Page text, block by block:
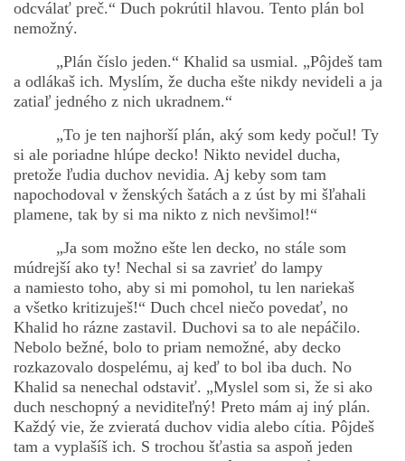
odcválať preč.“ Duch pokrútil hlavou. Tento plán bol
nemožný.
„Plán číslo jeden.“ Khalid sa usmial. „Pôjdeš tam
a odlákaš ich. Myslím, že ducha ešte nikdy nevideli a ja
zatiaľ jedného z nich ukradnem.“
„To je ten najhorší plán, aký som kedy počul! Ty
si ale poriadne hlúpe decko! Nikto nevidel ducha,
pretože ľudia duchov nevidia. Aj keby som tam
napochodoval v ženských šatách a z úst by mi šľahali
plamene, tak by si ma nikto z nich nevšimol!“
„Ja som možno ešte len decko, no stále som
múdrejší ako ty! Nechal si sa zavrieť do lampy
a namiesto toho, aby si mi pomohol, tu len nariekaš
a všetko kritizuješ!“ Duch chcel niečo povedať, no
Khalid ho rázne zastavil. Duchovi sa to ale nepáčilo.
Nebolo bežné, bolo to priam nemožné, aby decko
rozkazovalo dospelému, aj keď to bol iba duch. No
Khalid sa nenechal odstaviť. „Myslel som si, že si ako
duch neschopný a neviditeľný! Preto mám aj iný plán.
Každý vie, že zvieratá duchov vidia alebo cítia. Pôjdeš
tam a vyplašíš ich. S trochou šťastia sa aspoň jeden